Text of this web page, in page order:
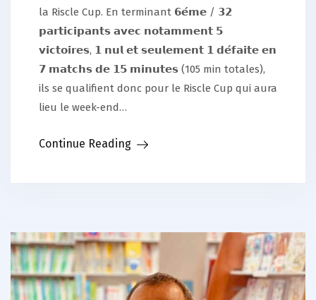
la Riscle Cup. En terminant 𝟲𝗲́𝗺𝗲 / 𝟯𝟮
𝗽𝗮𝗿𝘁𝗶𝗰𝗶𝗽𝗮𝗻𝘁𝘀 𝗮𝘃𝗲𝗰 𝗻𝗼𝘁𝗮𝗺𝗺𝗲𝗻𝘁 𝟱
𝘃𝗶𝗰𝘁𝗼𝗶𝗿𝗲𝘀, 𝟭 𝗻𝘂𝗹 𝗲𝘁 𝘀𝗲𝘂𝗹𝗲𝗺𝗲𝗻𝘁 𝟭 𝗱𝗲́𝗳𝗮𝗶𝘁𝗲 𝗲𝗻
𝟳 𝗺𝗮𝘁𝗰𝗵𝘀 𝗱𝗲 𝟭𝟱 𝗺𝗶𝗻𝘂𝘁𝗲𝘀 (105 min totales),
ils se qualifient donc pour le Riscle Cup qui aura
lieu le week-end…
Continue Reading